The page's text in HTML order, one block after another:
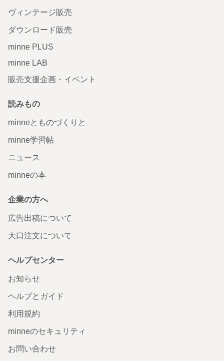
ヴィンテージ販売
ダウンロード販売
minne PLUS
minne LAB
販売支援企画・イベント
読みもの
minneとものづくりと
minne学習帖
ニュース
minneの本
企業の方へ
広告出稿について
大口注文について
ヘルプセンター
お知らせ
ヘルプとガイド
利用規約
minneのセキュリティ
お問い合わせ